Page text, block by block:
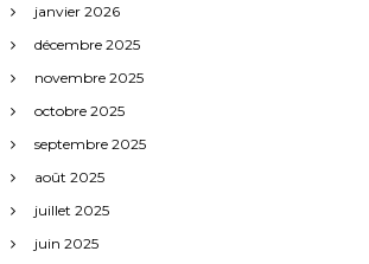
a
r
t
i
c
janvier 2026
décembre 2025
novembre 2025
octobre 2025
septembre 2025
août 2025
juillet 2025
juin 2025